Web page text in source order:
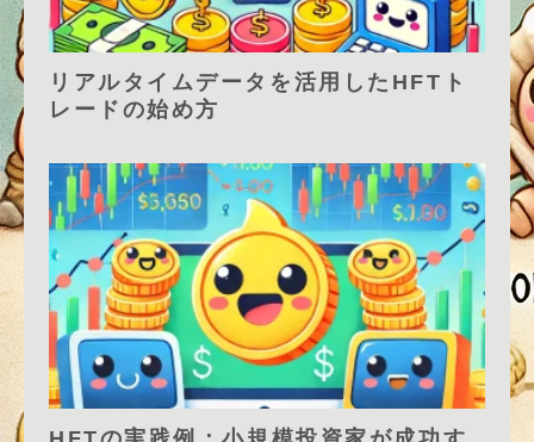
リアルタイムデータを活用したHFTト
レードの始め方